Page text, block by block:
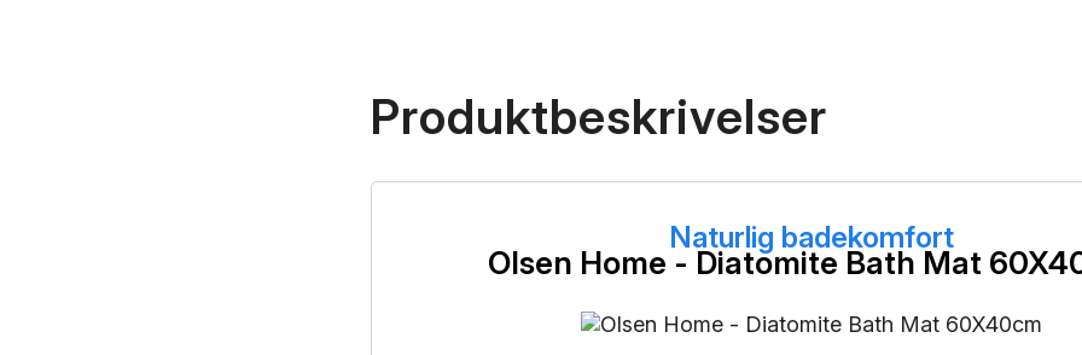
Produktbeskrivelser
Naturlig badekomfort
Olsen Home - Diatomite Bath Mat